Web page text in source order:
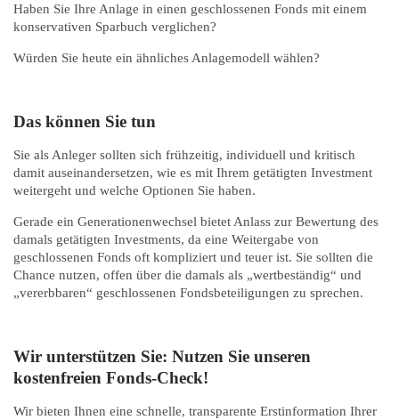
Haben Sie Ihre Anlage in einen geschlossenen Fonds mit einem
konservativen Sparbuch verglichen?
Würden Sie heute ein ähnliches Anlagemodell wählen?
Das können Sie tun
Sie als Anleger sollten sich frühzeitig, individuell und kritisch
damit auseinandersetzen, wie es mit Ihrem getätigten Investment
weitergeht und welche Optionen Sie haben.
Gerade ein Generationenwechsel bietet Anlass zur Bewertung des
damals getätigten Investments, da eine Weitergabe von
geschlossenen Fonds oft kompliziert und teuer ist. Sie sollten die
Chance nutzen, offen über die damals als „wertbeständig“ und
„vererbbaren“ geschlossenen Fondsbeteiligungen zu sprechen.
Wir unterstützen Sie: Nutzen Sie unseren
kostenfreien Fonds-Check!
Wir bieten Ihnen eine schnelle, transparente Erstinformation Ihrer